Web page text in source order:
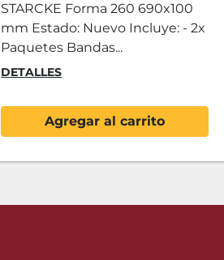
STARCKE Forma 260 690x100
mm Estado: Nuevo Incluye: - 2x
Paquetes Bandas...
DETALLES
Agregar al carrito